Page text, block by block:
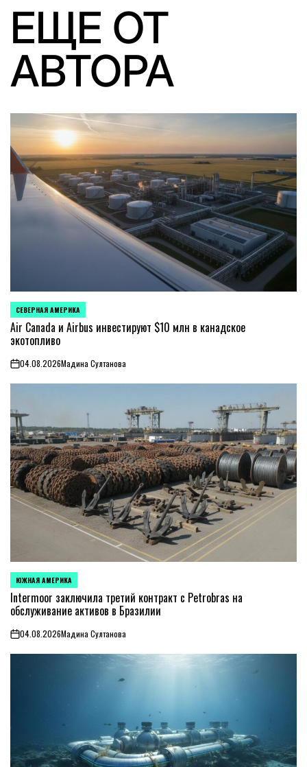
ЕЩЕ ОТ
АВТОРА
ОПУБЛИКОВАНО
В
СЕВЕРНАЯ АМЕРИКА
Air Canada и Airbus инвестируют $10 млн в канадское
экотопливо
on04.08.2026Мадина Султанова
ОПУБЛИКОВАНО
В
ЮЖНАЯ АМЕРИКА
Intermoor заключила третий контракт с Petrobras на
обслуживание активов в Бразилии
on04.08.2026Мадина Султанова